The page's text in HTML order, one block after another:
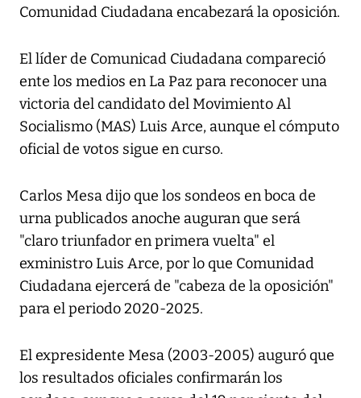
Comunidad Ciudadana encabezará la oposición.
El líder de Comunicad Ciudadana compareció
ente los medios en La Paz para reconocer una
victoria del candidato del Movimiento Al
Socialismo (MAS) Luis Arce, aunque el cómputo
oficial de votos sigue en curso.
Carlos Mesa dijo que los sondeos en boca de
urna publicados anoche auguran que será
"claro triunfador en primera vuelta" el
exministro Luis Arce, por lo que Comunidad
Ciudadana ejercerá de "cabeza de la oposición"
para el periodo 2020-2025.
El expresidente Mesa (2003-2005) auguró que
los resultados oficiales confirmarán los